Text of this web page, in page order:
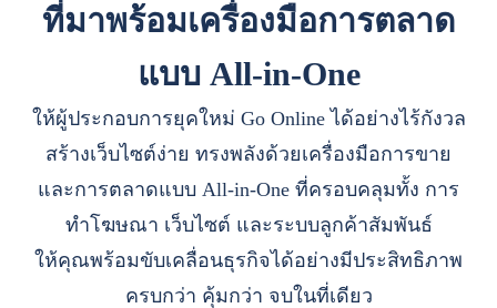
ที่มาพร้อมเครื่องมือการตลาด
แบบ All-in-One
ให้ผู้ประกอบการยุคใหม่ Go Online ได้อย่างไร้กังวล
สร้างเว็บไซต์ง่าย ทรงพลังด้วยเครื่องมือการขาย
และการตลาดแบบ All-in-One ที่ครอบคลุมทั้ง การ
ทำโฆษณา เว็บไซต์ และระบบลูกค้าสัมพันธ์
ให้คุณพร้อมขับเคลื่อนธุรกิจได้อย่างมีประสิทธิภาพ
ครบกว่า คุ้มกว่า จบในที่เดียว